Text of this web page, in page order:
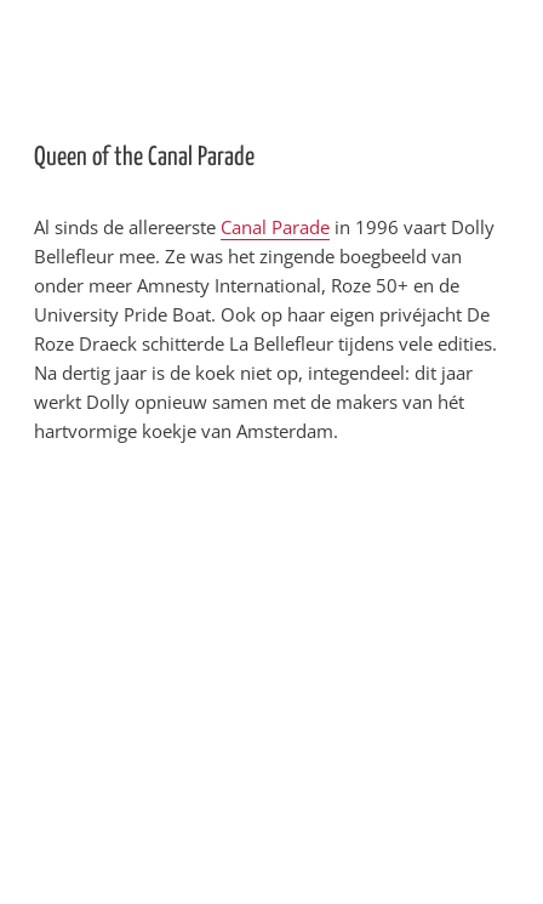
Queen of the Canal Parade
Al sinds de allereerste Canal Parade in 1996 vaart Dolly
Bellefleur mee. Ze was het zingende boegbeeld van
onder meer Amnesty International, Roze 50+ en de
University Pride Boat. Ook op haar eigen privéjacht De
Roze Draeck schitterde La Bellefleur tijdens vele edities.
Na dertig jaar is de koek niet op, integendeel: dit jaar
werkt Dolly opnieuw samen met de makers van hét
hartvormige koekje van Amsterdam.